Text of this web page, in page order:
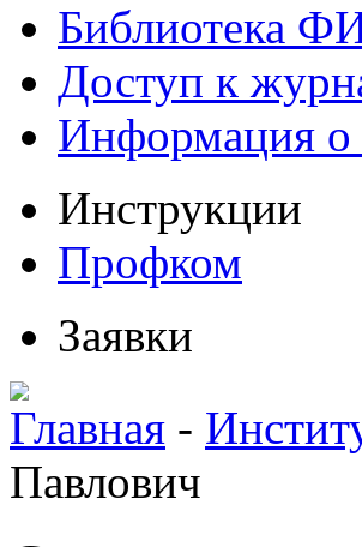
Библиотека
Доступ к
Информация
Инструкции
Профком
Заявки
Главная -
Павлович